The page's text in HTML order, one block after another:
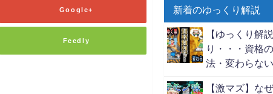
Google+
Feedly
新着のゆっくり解説
【ゆっくり解
り・・・資格
法・変わらな
【激マズ】な